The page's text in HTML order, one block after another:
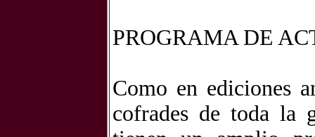
PROGRAMA DE
Como en ediciones
cofrades de toda la